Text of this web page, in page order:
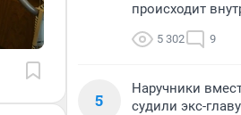
происходит
5 302 9
5
Наручники
судили экс-